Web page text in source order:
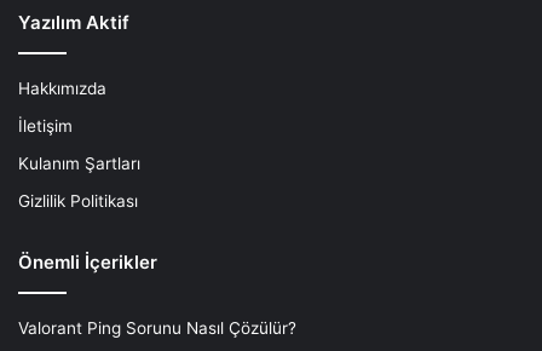
Yazılım Aktif
Hakkımızda
İletişim
Kulanım Şartları
Gizlilik Politikası
Önemli İçerikler
Valorant Ping Sorunu Nasıl Çözülür?